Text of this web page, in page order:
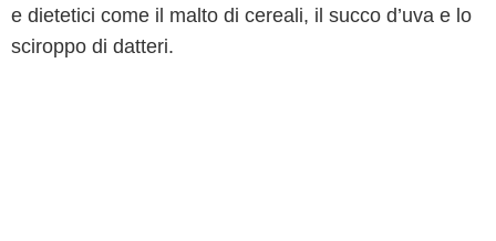
e dietetici come il malto di cereali, il succo d’uva e lo
sciroppo di datteri.